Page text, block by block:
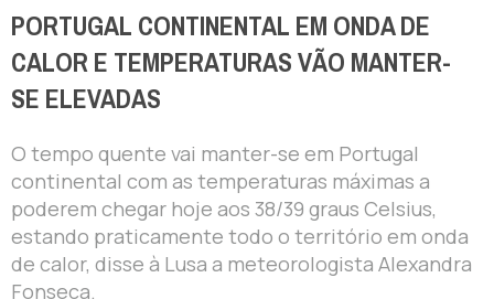
PORTUGAL CONTINENTAL EM ONDA DE
CALOR E TEMPERATURAS VÃO MANTER-
SE ELEVADAS
O tempo quente vai manter-se em Portugal
continental com as temperaturas máximas a
poderem chegar hoje aos 38/39 graus Celsius,
estando praticamente todo o território em onda
de calor, disse à Lusa a meteorologista Alexandra
Fonseca.